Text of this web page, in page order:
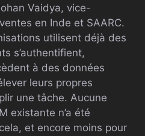
Vaidya, vice-
en Inde et SAARC.
utilisent déjà des
s’authentifient,
à des données
leurs propres
une tâche. Aucune
existante n’a été
et encore moins pour